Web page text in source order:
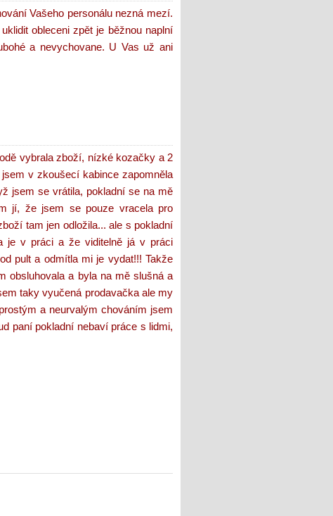
Vašeho personálu nezná mezí.
obleceni zpět je běžnou naplní
a nevychovane. U Vas už ani
vybrala zboží, nízké kozačky a 2
v zkoušecí kabince zapomněla
jsem se vrátila, pokladní se na mě
jí, že jsem se pouze vracela pro
tam jen odložila... ale s pokladní
je v práci a že viditelně já v práci
pult a odmítla mi je vydat!!! Takže
obsluhovala a byla na mě slušná a
taky vyučená prodavačka ale my
a neurvalým chováním jsem
paní pokladní nebaví práce s lidmi,